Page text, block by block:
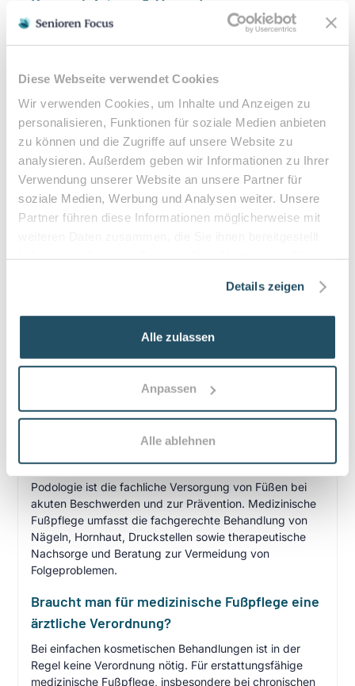
Diese Webseite verwendet Cookies
Wir verwenden Cookies, um Inhalte und Anzeigen zu
personalisieren, Funktionen für soziale Medien anbieten
zu können und die Zugriffe auf unsere Website zu
analysieren. Außerdem geben wir Informationen zu Ihrer
Verwendung unserer Website an unsere Partner für
soziale Medien, Werbung und Analysen weiter. Unsere
Partner führen diese Informationen möglicherweise mit
Details zeigen
Alle zulassen
Anpassen
Alle ablehnen
Kassenleistung & Verordnung
Heilmittelverordnung erhalten Sie von Ihrem Hausarzt
Verordnungsfähige Diagnosen:
Diabetes mellitus mit Fußkomplikationen
Durchblutungsstörungen der Füße
Sensibilitätsstörungen
Querschnittslähmung
Befreiung bei chronischen Erkrankungen möglich
Was ist Podologie und was umfasst
medizinische Fußpflege?
Podologie ist die fachliche Versorgung von Füßen bei
akuten Beschwerden und zur Prävention. Medizinische
Fußpflege umfasst die fachgerechte Behandlung von
Nägeln, Hornhaut, Druckstellen sowie therapeutische
Nachsorge und Beratung zur Vermeidung von
Folgeproblemen.
Braucht man für medizinische Fußpflege eine
ärztliche Verordnung?
Bei einfachen kosmetischen Behandlungen ist in der
Regel keine Verordnung nötig. Für erstattungsfähige
medizinische Fußpflege, insbesondere bei chronischen